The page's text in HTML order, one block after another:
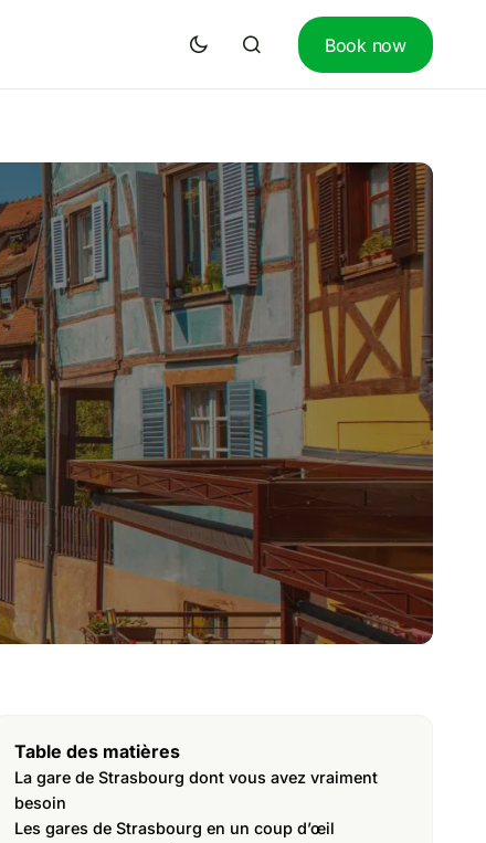
Book now
Table des matières
La gare de Strasbourg dont vous avez vraiment
besoin
Les gares de Strasbourg en un coup d’œil